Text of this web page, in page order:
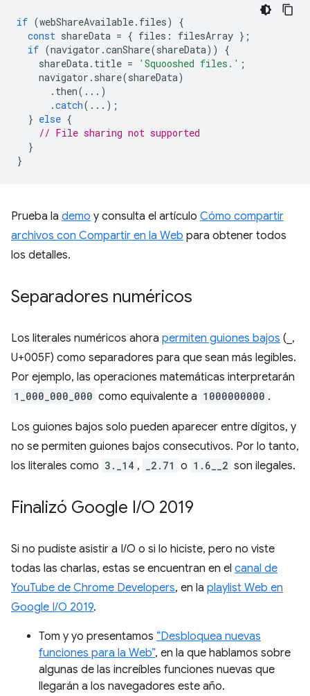
if (webShareAvailable. files)
{
const shareData = { files : filesArray };
if (navigator .canShare(shareData))
{
shareData. title = 'Squooshed files.' ;
navigator . share(shareData)
. then(...)
.catch(...);
} else {
// File sharing not supported
}
}
Prueba la demo y consulta el artículo Cómo compartir
archivos con Compartir en la Web para obtener todos
los detalles.
Separadores numéricos
Los literales numéricos ahora permiten guiones bajos (_,
U+005F) como separadores para que sean más legibles.
Por ejemplo, las operaciones matemáticas interpretarán
1_000_000_000 como equivalente a 1000000000 .
Los guiones bajos solo pueden aparecer entre dígitos, y
no se permiten guiones bajos consecutivos. Por lo tanto,
los literales como 3._14 , _2.71 o 1.6__2 son ilegales.
Finalizó Google I/O 2019
Si no pudiste asistir a I/O o si lo hiciste, pero no viste
todas las charlas, estas se encuentran en el canal de
YouTube de Chrome Developers, en la playlist Web en
Google I/O 2019.
Tom y yo presentamos “Desbloquea nuevas
funciones para la Web”, en la que hablamos sobre
algunas de las increíbles funciones nuevas que
llegarán a los navegadores este año.